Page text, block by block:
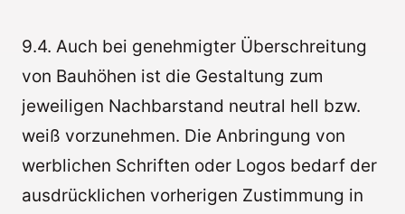
9.4. Auch bei genehmigter Überschreitung
von Bauhöhen ist die Gestaltung zum
jeweiligen Nachbarstand neutral hell bzw.
weiß vorzunehmen. Die Anbringung von
werblichen Schriften oder Logos bedarf der
ausdrücklichen vorherigen Zustimmung in